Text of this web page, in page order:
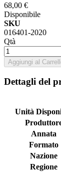
68,00 €
Disponibile
SKU
016401-2020
Qtà
Aggiungi al
Dettagli del
Unità
Annata
Formato
Nazione
Regione